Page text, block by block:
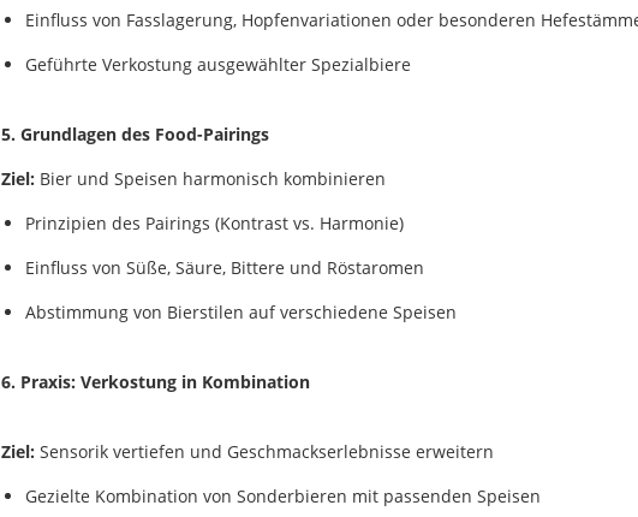
Einfluss von Fasslagerung, Hopfenvariationen oder besonderen
Geführte Verkostung ausgewählter Spezialbiere
5. Grundlagen des Food-Pairings
Ziel: Bier und Speisen harmonisch kombinieren
Prinzipien des Pairings (Kontrast vs. Harmonie)
Einfluss von Süße, Säure, Bittere und Röstaromen
Abstimmung von Bierstilen auf verschiedene Speisen
6. Praxis: Verkostung in Kombination
Ziel: Sensorik vertiefen und Geschmackserlebnisse erweitern
Gezielte Kombination von Sonderbieren mit passenden Speisen